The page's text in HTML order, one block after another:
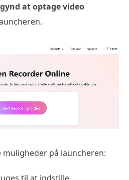
at optage video
muligheder på launcheren: